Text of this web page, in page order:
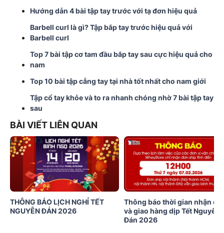
Hướng dẫn 4 bài tập tay trước với tạ đơn hiệu quả
Barbell curl là gì? Tập bắp tay trước hiệu quả với
Barbell curl
Top 7 bài tập cơ tam đầu bắp tay sau cực hiệu quả cho
nam
Top 10 bài tập cẳng tay tại nhà tốt nhất cho nam giới
Tập cổ tay khỏe và to ra nhanh chóng nhờ 7 bài tập tay
sau
BÀI VIẾT LIÊN QUAN
THÔNG BÁO LỊCH NGHỈ TẾT
NGUYÊN ĐÁN 2026
Thông báo thời gian nhận
và giao hàng dịp Tết Nguyên
Đán 2026